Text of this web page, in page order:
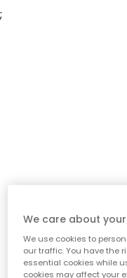
;
We care about
We use cookies to
our traffic. You have the
essential cookies while
cookies may affect your